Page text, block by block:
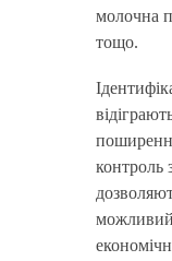
молочна
тощо.
контроль
можливий